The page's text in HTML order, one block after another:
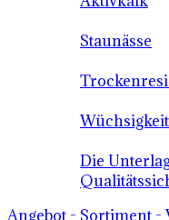
Staunässe
Wüchsigkeit
Die
Angebot - Sortiment -